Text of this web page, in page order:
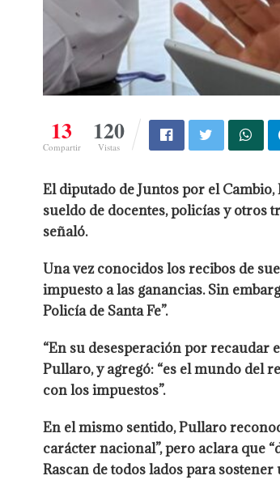
13
Compartir
120
Vistas
El diputado de Juntos por el
sueldo de docentes, policías y otros
señaló.
Una vez conocidos los recibos de
impuesto a las ganancias. Sin
Policía de Santa Fe”.
“En su desesperación por
Pullaro, y agregó: “es el mundo del
con los impuestos”.
En el mismo sentido, Pullaro
carácter nacional”, pero aclara que
Rascan de todos lados para